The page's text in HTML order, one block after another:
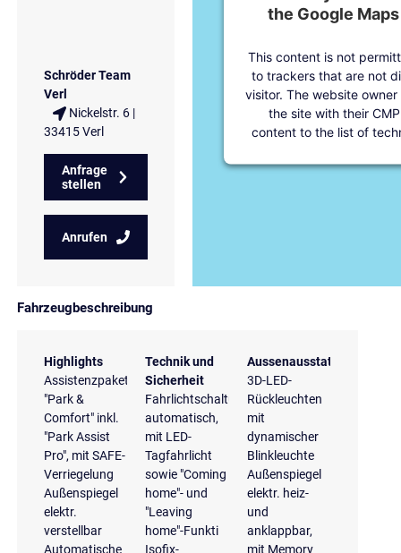
Schröder Team
Verl
Nickelstr. 6 |
33415 Verl
Anfrage
stellen
Anrufen
the Google
This content is not
to trackers that are not
visitor. The website
the site with their
content to the list of
Fahrzeugbeschreibung
Highlights
Assistenzpaket
"Park &
Comfort" inkl.
"Park Assist
Pro", mit SAFE-
Verriegelung
Außenspiegel
elektr.
verstellbar
Automatische
Technik und
Sicherheit
Fahrlichtschaltung
automatisch,
mit LED-
Tagfahrlicht
sowie "Coming
home"- und
"Leaving
home"-Funkti
Isofix-
Aussenausstattung
3D-LED-
Rückleuchten
mit
dynamischer
Blinkleuchte
Außenspiegel
elektr. heiz-
und
anklappbar,
mit Memory